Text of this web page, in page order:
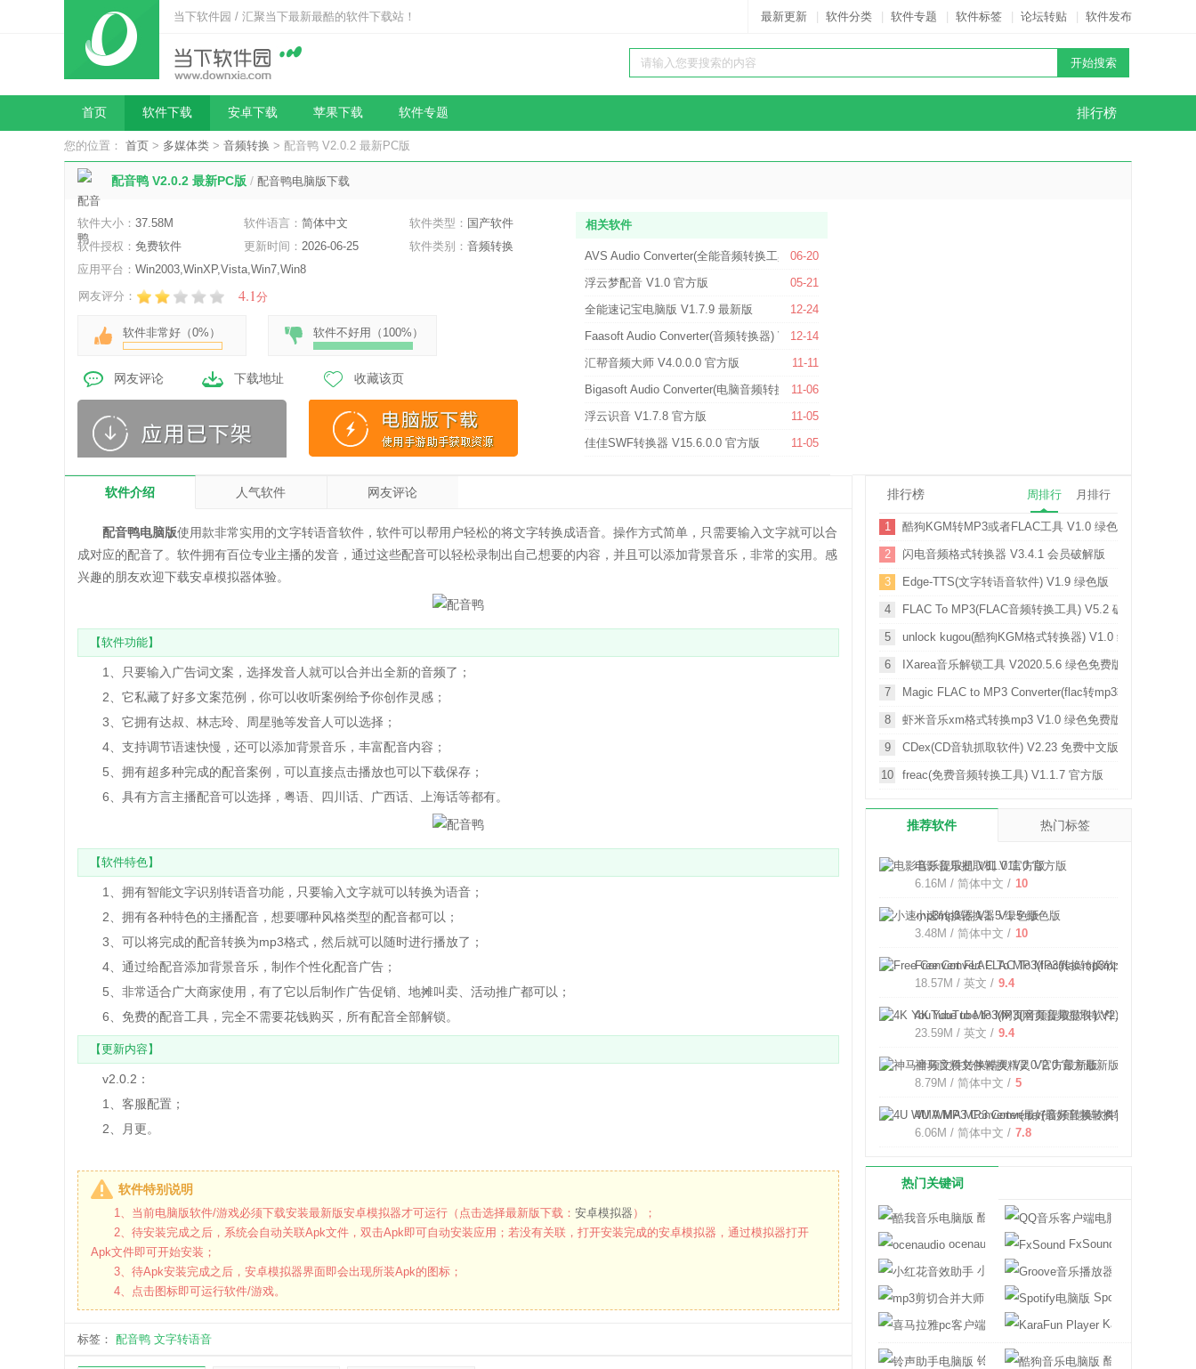
当下软件园 / 汇聚当下最新最酷的软件下载站！ 最新更新 软件分类 软件专题 软件标签 论坛转贴 软件发布
排行榜
首页 软件下载 安卓下载 苹果下载 软件专题
您的位置： 首页 > 多媒体类 > 音频转换 > 配音鸭 V2.0.2 最新PC版
配音鸭 V2.0.2 最新PC版 / 配音鸭电脑版下载
软件大小： 37.58M 软件语言： 简体中文 软件类型： 国产软件
软件授权： 免费软件 更新时间： 2026-06-25 软件类别：音频转换
应用平台： Win2003,WinXP,Vista,Win7,Win8
网友评分：
4.1分
软件非常好（0% ） 软件不好用（ 100% ）
网友评论 下载地址 收藏该页
相关软件
06-20
AVS Audio Converter(全能音频转换工具) V26.0.2.17 官方版
05-21
浮云梦配音 V1.0 官方版
12-24
全能速记宝电脑版 V1.7.9 最新版
12-14
Faasoft Audio Converter(音频转换器) V5.4.23.6956 官方版
11-11
汇帮音频大师 V4.0.0.0 官方版
11-06
Bigasoft Audio Converter(电脑音频转换工具) V5.8.0.8857 官方版
11-05
浮云识音 V1.7.8 官方版
11-05
佳佳SWF转换器 V15.6.0.0 官方版
软件介绍 人气软件 网友评论
配音鸭电脑版使用款非常实用的文字转语音软件，软件可以帮用户轻松的将文字转换成语音。操作方式简单，只需要输入文字就可以合
成对应的配音了。软件拥有百位专业主播的发音，通过这些配音可以轻松录制出自己想要的内容，并且可以添加背景音乐，非常的实用。感
兴趣的朋友欢迎下载安卓模拟器体验。
【软件功能】
1、只要输入广告词文案，选择发音人就可以合并出全新的音频了；
2、它私藏了好多文案范例，你可以收听案例给予你创作灵感；
3、它拥有达叔、林志玲、周星驰等发音人可以选择；
4、支持调节语速快慢，还可以添加背景音乐，丰富配音内容；
5、拥有超多种完成的配音案例，可以直接点击播放也可以下载保存；
6、具有方言主播配音可以选择，粤语、四川话、广西话、上海话等都有。
【软件特色】
1、拥有智能文字识别转语音功能，只要输入文字就可以转换为语音；
2、拥有各种特色的主播配音，想要哪种风格类型的配音都可以；
3、可以将完成的配音转换为mp3格式，然后就可以随时进行播放了；
4、通过给配音添加背景音乐，制作个性化配音广告；
5、非常适合广大商家使用，有了它以后制作广告促销、地摊叫卖、活动推广都可以；
6、免费的配音工具，完全不需要花钱购买，所有配音全部解锁。
【更新内容】
v2.0.2：
1、客服配置；
2、月更。
软件特别说明
1、当前电脑版软件/游戏必须下载安装最新版安卓模拟器才可运行（点击选择最新版下载： 安卓模拟器 ）；
2、待安装完成之后，系统会自动关联Apk文件，双击Apk即可自动安装应用；若没有关联，打开安装完成的安卓模拟器，通过模拟器打开
Apk文件即可开始安装；
3、待Apk安装完成之后，安卓模拟器界面即会出现所装Apk的图标；
4、点击图标即可运行软件/游戏。
标签： 配音鸭 文字转语音
排行榜 周排行 月排行
1 酷狗KGM转MP3或者FLAC工具 V1.0 绿色免费版
2 闪电音频格式转换器 V3.4.1 会员破解版
3 Edge-TTS(文字转语音软件) V1.9 绿色版
4 FLAC To MP3(FLAC音频转换工具) V5.2 破解版
5 unlock kugou(酷狗KGM格式转换器) V1.0 绿色免费版
6 IXarea音乐解锁工具 V2020.5.6 绿色免费版
7 Magic FLAC to MP3 Converter(flac转mp3转换器) V3.72
8 虾米音乐xm格式转换mp3 V1.0 绿色免费版
9 CDex(CD音轨抓取软件) V2.23 免费中文版
10 freac(免费音频转换工具) V1.1.7 官方版
推荐软件 热门标签
电影音乐提取机 V11.0 官方版
6.16M / 简体中文 / 10
小速mp3转换器 V1.5 绿色版
3.48M / 简体中文 / 10
Free Convert FLAC To MP3(flac转换mp3软件) V3.1
18.57M / 英文 / 9.4
4K YouTube to MP3(网页音频提取软件) V2.10.7.1495
23.59M / 英文 / 9.4
神马音频文件转换精灵 V2.0 官方最新版
8.79M / 简体中文 / 5
4U WMA MP3 Converter(最好音频转换软件) V5.8.2 官
6.06M / 简体中文 / 7.8
热门关键词
酷我音乐电脑版
ocenaudio
FxSound
小红花音效助手
mp3剪切合并大师电脑版Spotify电脑版
喜马拉雅pc客户端
KaraFun Player
铃声助手电脑版
酷狗音乐电脑版